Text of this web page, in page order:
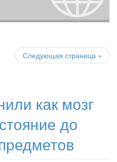
Следующая страница »
как мозг
до